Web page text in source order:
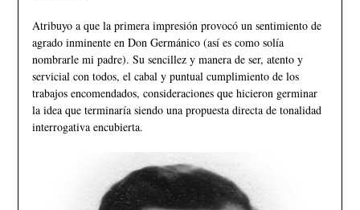
Atribuyo a que la primera impresión provocó un sentimiento de
agrado inminente en Don Germánico (así es como solía
nombrarle mi padre). Su sencillez y manera de ser, atento y
servicial con todos, el cabal y puntual cumplimiento de los
trabajos encomendados, consideraciones que hicieron germinar
la idea que terminaría siendo una propuesta directa de tonalidad
interrogativa encubierta.